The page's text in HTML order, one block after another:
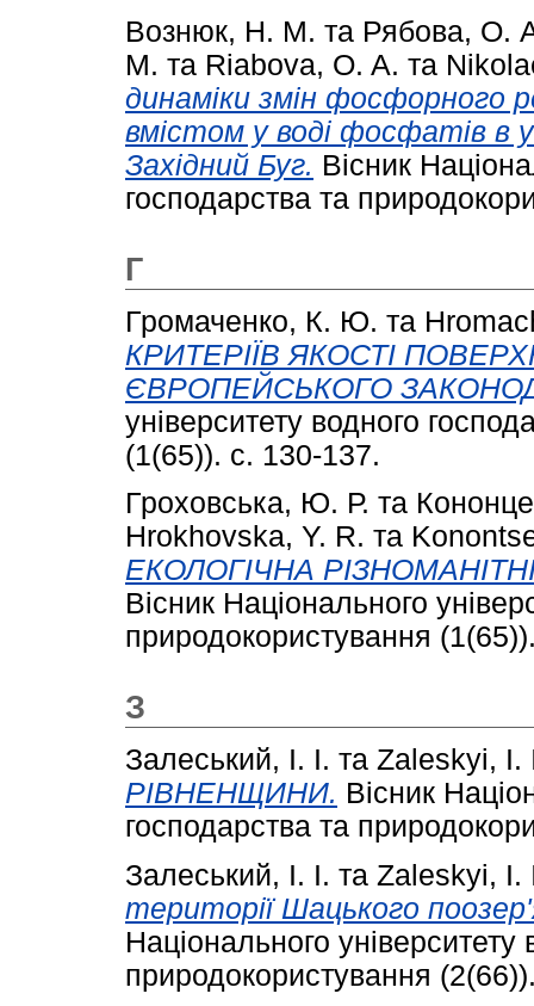
Вознюк, Н. М. та Рябова, О.
M. та Riabova, O. A. та
динаміки змін фосфорного
вмістом у воді фосфатів в
Західний Буг. Вісник
господарства та
Г
Громаченко, К. Ю. та
КРИТЕРІЇВ ЯКОСТІ
ЄВРОПЕЙСЬКОГО
університету водного
(1(65)). с. 130-137.
Гроховська, Ю. Р. та
Hrokhovska, Y. R. та
ЕКОЛОГІЧНА
Вісник Національного
природокористування
З
Залеський, І. І. та Zaleskуі, I.
РІВНЕНЩИНИ. Вісник
господарства та
Залеський, І. І. та Zaleskyi, I.
території Шацького
Національного університету
природокористування